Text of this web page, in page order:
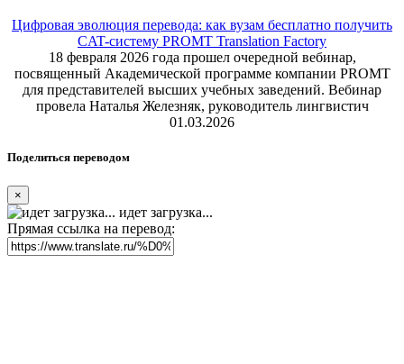
Цифровая эволюция перевода: как вузам бесплатно получить
CAT-систему PROMT Translation Factory
18 февраля 2026 года прошел очередной вебинар,
посвященный Академической программе компании PROMT
для представителей высших учебных заведений. Вебинар
провела Наталья Железняк, руководитель лингвистич
01.03.2026
Поделиться переводом
×
идет загрузка...
Прямая ссылка на перевод: